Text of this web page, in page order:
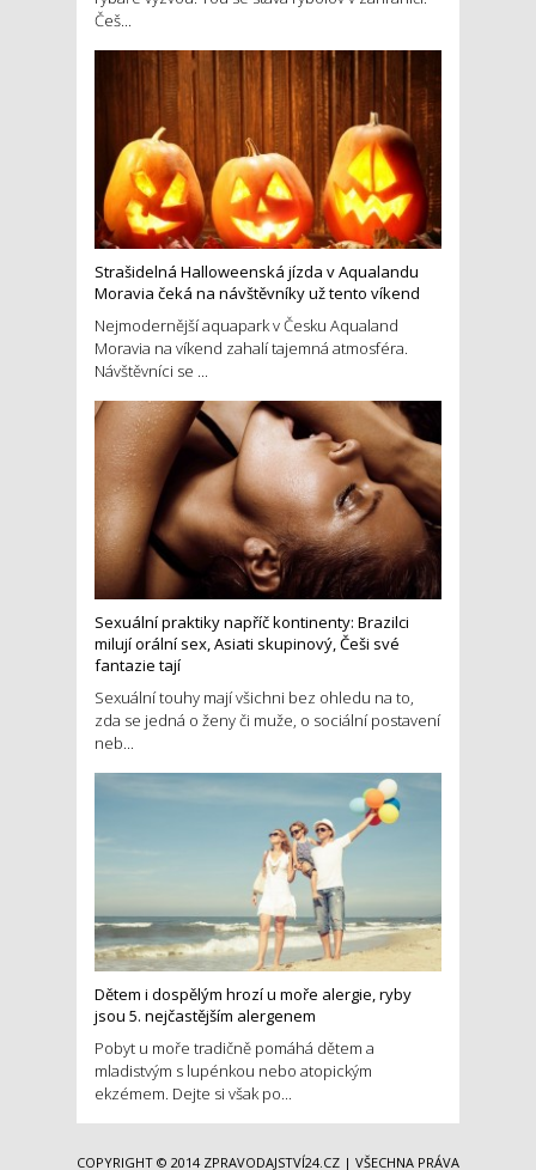
Češ...
Strašidelná Halloweenská jízda v Aqualandu
Moravia čeká na návštěvníky už tento víkend
Nejmodernější aquapark v Česku Aqualand
Moravia na víkend zahalí tajemná atmosféra.
Návštěvníci se ...
Sexuální praktiky napříč kontinenty: Brazilci
milují orální sex, Asiati skupinový, Češi své
fantazie tají
Sexuální touhy mají všichni bez ohledu na to,
zda se jedná o ženy či muže, o sociální postavení
neb...
Dětem i dospělým hrozí u moře alergie, ryby
jsou 5. nejčastějším alergenem
Pobyt u moře tradičně pomáhá dětem a
mladistvým s lupénkou nebo atopickým
ekzémem. Dejte si však po...
COPYRIGHT © 2014 ZPRAVODAJSTVÍ24.CZ | VŠECHNA PRÁVA